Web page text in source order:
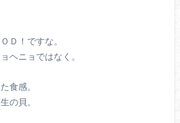
Ｄ！ですな。
ヘニョではなく。
食感。
の貝。